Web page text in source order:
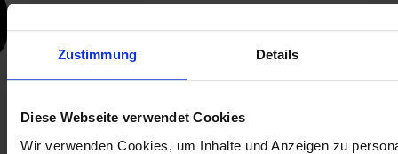
Zustimmung Details
Diese Webseite verwendet Cookies
Wir verwenden Cookies, um Inhalte und Anzeigen zu